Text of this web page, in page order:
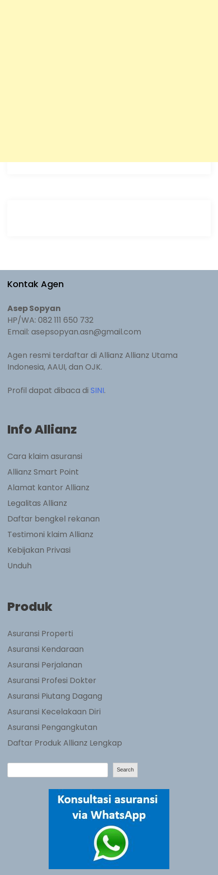
Kontak Agen
Asep Sopyan
HP/WA: 082 111 650 732
Email: asepsopyan.asn@gmail.com
Agen resmi terdaftar di Allianz Allianz Utama
Indonesia, AAUI, dan OJK.
Profil dapat dibaca di SINI.
Info Allianz
Cara klaim asuransi
Allianz Smart Point
Alamat kantor Allianz
Legalitas Allianz
Daftar bengkel rekanan
Testimoni klaim Allianz
Kebijakan Privasi
Unduh
Produk
Asuransi Properti
Asuransi Kendaraan
Asuransi Perjalanan
Asuransi Profesi Dokter
Asuransi Piutang Dagang
Asuransi Kecelakaan Diri
Asuransi Pengangkutan
Daftar Produk Allianz Lengkap
e
Search